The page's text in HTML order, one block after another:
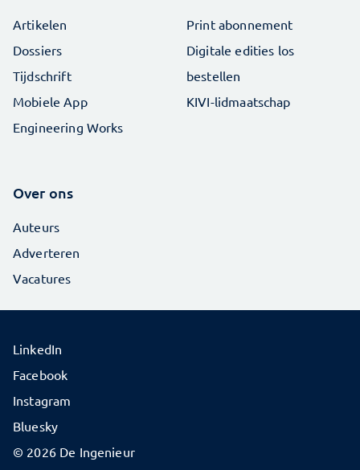
Artikelen
Dossiers
Tijdschrift
Mobiele App
Engineering Works
Print abonnement
Digitale edities los
bestellen
KIVI-lidmaatschap
Over ons
Auteurs
Adverteren
Vacatures
© 2026 De Ingenieur
LinkedIn
Facebook
Instagram
Bluesky